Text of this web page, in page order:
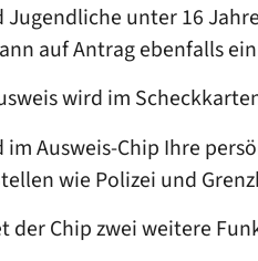
Jugendliche unter 16
auf Antrag ebenfalls
wird im
im Ausweis-Chip Ihre
wie Polizei und
der Chip zwei weitere